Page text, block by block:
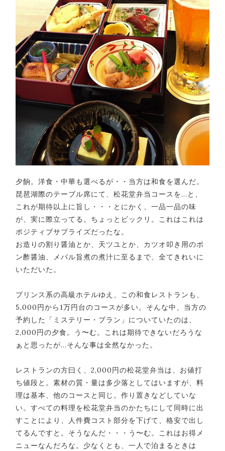
夕餉。洋食・中華も選べるが・・当方は和食を選んだ。
琵琶湖際のテーブル席にて、松花堂弁当コースを…と、
これが期待以上に旨し・・・とにかく、一品一品の味
が、実に際立ってる。ちょっとビックリ。これはこれは
ポジティブサプライズだったな。
お造りの割り醤油とか、天ツユとか、カツオ叩き用のポ
ン酢醤油、メバル旨煮の煮汁に至るまで、全てきれいに
いただいた。
プリンス系の高級ホテルゆえ、この和食レストランも、
5,000円から1万円台のコースが多い。そんな中、当方の
予約した「ミステリー・プラン」についていたのは、
2,000円の夕食。う〜む。これは期待できないだろうな
ぁと思ったが…そんな事は全然なかった。
レストランの方曰く、2,000円の松花堂弁当は、お値打
ち値段と。素材の質・量は多少落としてはいますが、料
理は基本、他のコースと同じ。作り置きなどしていな
い。すべての料理を松花堂弁当のかたちにして同時に出
すことにより、人件費コスト部分を下げて、格安で出し
てるんですと。そうなんだ・・・う〜む。これはお得メ
ニューなんだろな。少なくとも、一人で泊まるときは